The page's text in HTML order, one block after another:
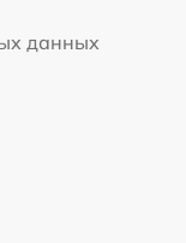
данных